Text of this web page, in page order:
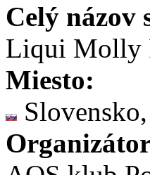
Celý názov
Liqui Molly
Miesto: